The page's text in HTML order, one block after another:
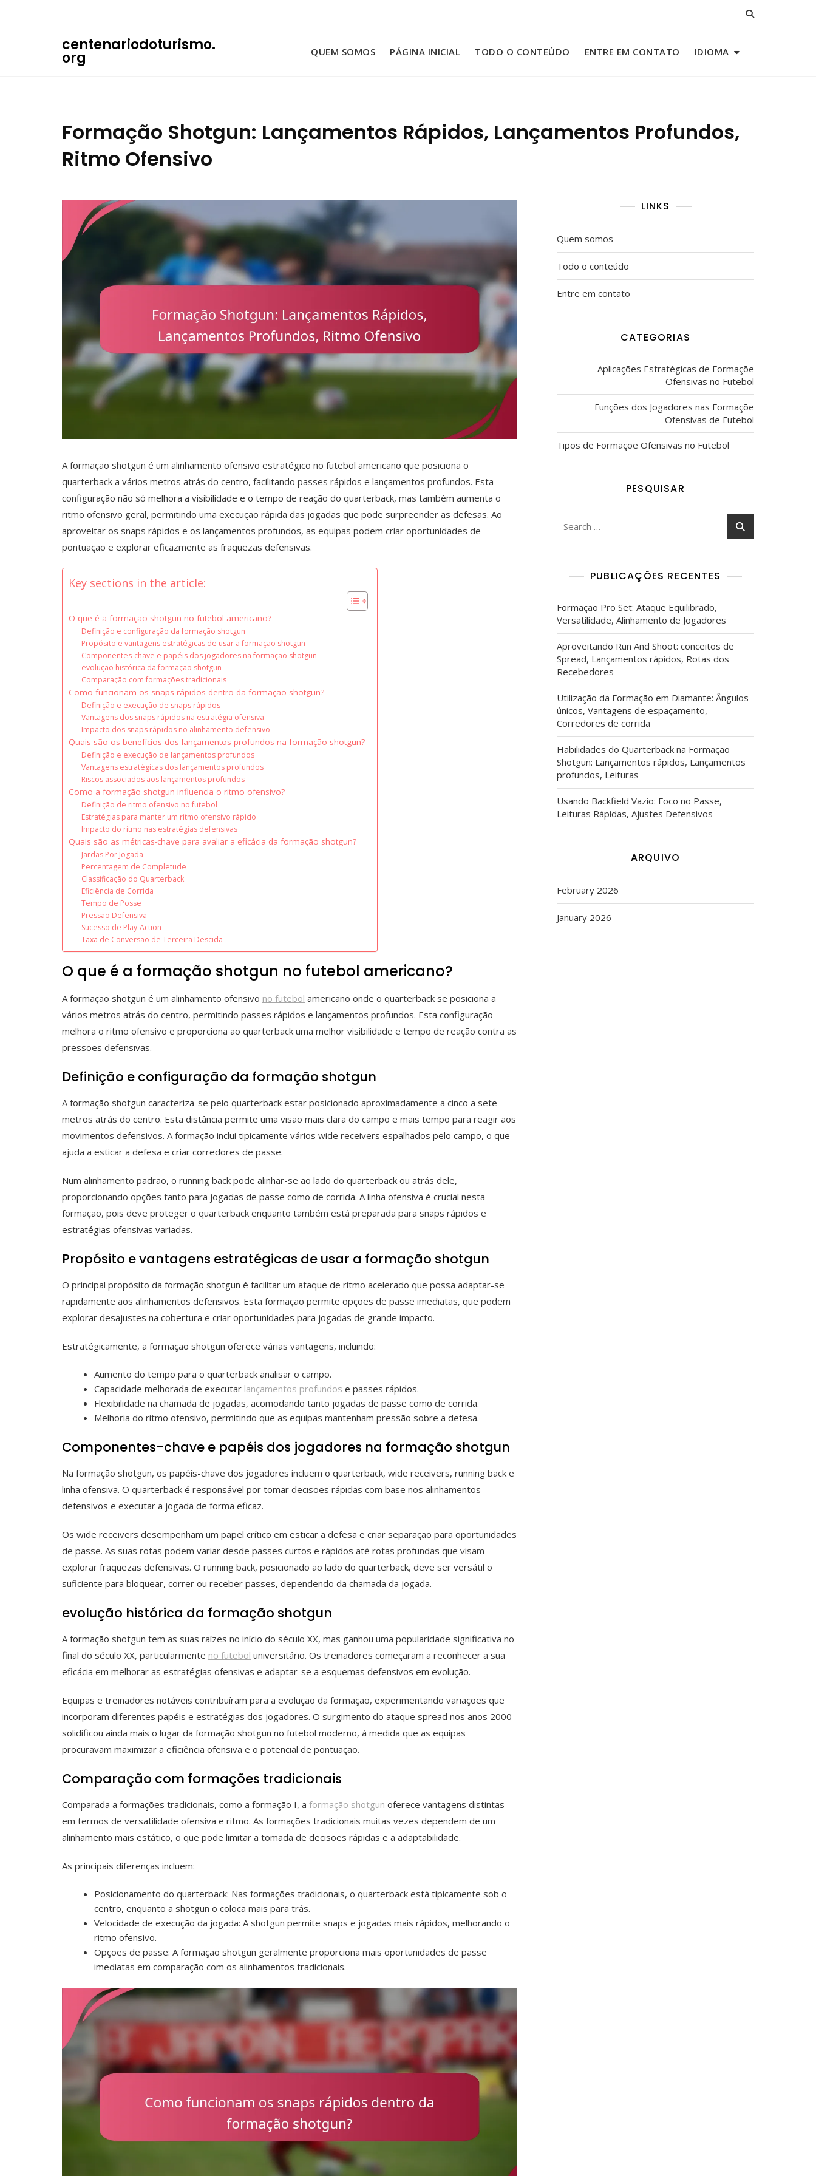
centenariodoturismo.
org QUEM SOMOS PÁGINA INICIAL TODO O CONTEÚDO ENTRE EM CONTATO IDIOMA
Formação Shotgun: Lançamentos Rápidos, Lançamentos Profundos,
Ritmo Ofensivo
A formação shotgun é um alinhamento ofensivo estratégico no futebol americano que posiciona o
quarterback a vários metros atrás do centro, facilitando passes rápidos e lançamentos profundos. Esta
configuração não só melhora a visibilidade e o tempo de reação do quarterback, mas também aumenta o
ritmo ofensivo geral, permitindo uma execução rápida das jogadas que pode surpreender as defesas. Ao
aproveitar os snaps rápidos e os lançamentos profundos, as equipas podem criar oportunidades de
pontuação e explorar eficazmente as fraquezas defensivas.
Key sections in the article:
O que é a formação shotgun no futebol americano?
Definição e configuração da formação shotgun
Propósito e vantagens estratégicas de usar a formação shotgun
Componentes-chave e papéis dos jogadores na formação shotgun
evolução histórica da formação shotgun
Comparação com formações tradicionais
Como funcionam os snaps rápidos dentro da formação shotgun?
Definição e execução de snaps rápidos
Vantagens dos snaps rápidos na estratégia ofensiva
Impacto dos snaps rápidos no alinhamento defensivo
Quais são os benefícios dos lançamentos profundos na formação shotgun?
Definição e execução de lançamentos profundos
Vantagens estratégicas dos lançamentos profundos
Riscos associados aos lançamentos profundos
Como a formação shotgun influencia o ritmo ofensivo?
Definição de ritmo ofensivo no futebol
Estratégias para manter um ritmo ofensivo rápido
Impacto do ritmo nas estratégias defensivas
Quais são as métricas-chave para avaliar a eficácia da formação shotgun?
Jardas Por Jogada
Percentagem de Completude
Classificação do Quarterback
Eficiência de Corrida
Tempo de Posse
Pressão Defensiva
Sucesso de Play-Action
Taxa de Conversão de Terceira Descida
O que é a formação shotgun no futebol americano?
A formação shotgun é um alinhamento ofensivo no futebol americano onde o quarterback se posiciona a
vários metros atrás do centro, permitindo passes rápidos e lançamentos profundos. Esta configuração
melhora o ritmo ofensivo e proporciona ao quarterback uma melhor visibilidade e tempo de reação contra as
pressões defensivas.
Definição e configuração da formação shotgun
A formação shotgun caracteriza-se pelo quarterback estar posicionado aproximadamente a cinco a sete
metros atrás do centro. Esta distância permite uma visão mais clara do campo e mais tempo para reagir aos
movimentos defensivos. A formação inclui tipicamente vários wide receivers espalhados pelo campo, o que
ajuda a esticar a defesa e criar corredores de passe.
Num alinhamento padrão, o running back pode alinhar-se ao lado do quarterback ou atrás dele,
proporcionando opções tanto para jogadas de passe como de corrida. A linha ofensiva é crucial nesta
formação, pois deve proteger o quarterback enquanto também está preparada para snaps rápidos e
estratégias ofensivas variadas.
Propósito e vantagens estratégicas de usar a formação shotgun
O principal propósito da formação shotgun é facilitar um ataque de ritmo acelerado que possa adaptar-se
rapidamente aos alinhamentos defensivos. Esta formação permite opções de passe imediatas, que podem
explorar desajustes na cobertura e criar oportunidades para jogadas de grande impacto.
Estratégicamente, a formação shotgun oferece várias vantagens, incluindo:
Aumento do tempo para o quarterback analisar o campo.
Capacidade melhorada de executar lançamentos profundos e passes rápidos.
Flexibilidade na chamada de jogadas, acomodando tanto jogadas de passe como de corrida.
Melhoria do ritmo ofensivo, permitindo que as equipas mantenham pressão sobre a defesa.
Componentes-chave e papéis dos jogadores na formação shotgun
Na formação shotgun, os papéis-chave dos jogadores incluem o quarterback, wide receivers, running back e
linha ofensiva. O quarterback é responsável por tomar decisões rápidas com base nos alinhamentos
defensivos e executar a jogada de forma eficaz.
Os wide receivers desempenham um papel crítico em esticar a defesa e criar separação para oportunidades
de passe. As suas rotas podem variar desde passes curtos e rápidos até rotas profundas que visam
explorar fraquezas defensivas. O running back, posicionado ao lado do quarterback, deve ser versátil o
suficiente para bloquear, correr ou receber passes, dependendo da chamada da jogada.
evolução histórica da formação shotgun
A formação shotgun tem as suas raízes no início do século XX, mas ganhou uma popularidade significativa no
final do século XX, particularmente no futebol universitário. Os treinadores começaram a reconhecer a sua
eficácia em melhorar as estratégias ofensivas e adaptar-se a esquemas defensivos em evolução.
Equipas e treinadores notáveis contribuíram para a evolução da formação, experimentando variações que
incorporam diferentes papéis e estratégias dos jogadores. O surgimento do ataque spread nos anos 2000
solidificou ainda mais o lugar da formação shotgun no futebol moderno, à medida que as equipas
procuravam maximizar a eficiência ofensiva e o potencial de pontuação.
Comparação com formações tradicionais
Comparada a formações tradicionais, como a formação I, a formação shotgun oferece vantagens distintas
em termos de versatilidade ofensiva e ritmo. As formações tradicionais muitas vezes dependem de um
alinhamento mais estático, o que pode limitar a tomada de decisões rápidas e a adaptabilidade.
As principais diferenças incluem:
Posicionamento do quarterback: Nas formações tradicionais, o quarterback está tipicamente sob o
centro, enquanto a shotgun o coloca mais para trás.
Velocidade de execução da jogada: A shotgun permite snaps e jogadas mais rápidos, melhorando o
ritmo ofensivo.
Opções de passe: A formação shotgun geralmente proporciona mais oportunidades de passe
imediatas em comparação com os alinhamentos tradicionais.
LINKS
Quem somos
Todo o conteúdo
Entre em contato
CATEGORIAS
Aplicações Estratégicas de Formaçõe
Ofensivas no Futebol
Funções dos Jogadores nas Formaçõe
Ofensivas de Futebol
Tipos de Formaçõe Ofensivas no Futebol
PESQUISAR
Search
PUBLICAÇÕES RECENTES
Formação Pro Set: Ataque Equilibrado,
Versatilidade, Alinhamento de Jogadores
Aproveitando Run And Shoot: conceitos de
Spread, Lançamentos rápidos, Rotas dos
Recebedores
Utilização da Formação em Diamante: Ângulos
únicos, Vantagens de espaçamento,
Corredores de corrida
Habilidades do Quarterback na Formação
Shotgun: Lançamentos rápidos, Lançamentos
profundos, Leituras
Usando Backfield Vazio: Foco no Passe,
Leituras Rápidas, Ajustes Defensivos
ARQUIVO
February 2026
January 2026